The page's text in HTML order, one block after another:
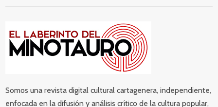
Somos una revista digital cultural cartagenera, independiente,
enfocada en la difusión y análisis crítico de la cultura popular,